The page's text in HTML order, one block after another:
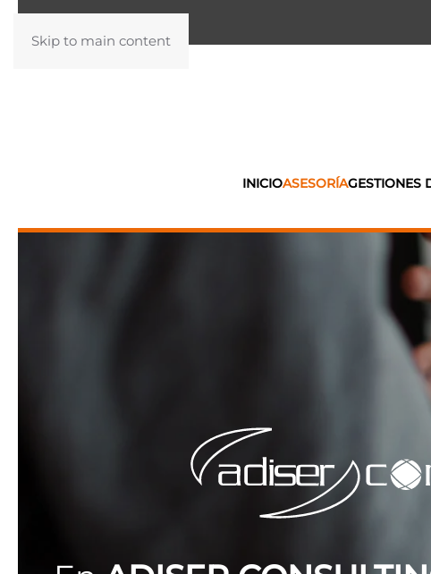
Skip to main content
INICIOASESORÍAGESTIONES